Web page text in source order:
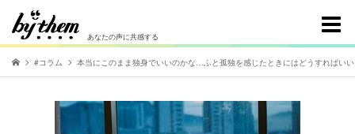
あなたの声に共感する
#コラム 本当にこのまま独身でいいのかな…ふと孤独を感じたときにはどうすればい